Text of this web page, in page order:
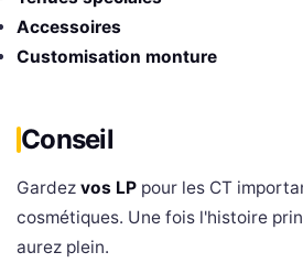
Accessoires
Customisation monture
Conseil
Gardez vos LP pour les CT
cosmétiques. Une fois l'histoire
aurez plein.